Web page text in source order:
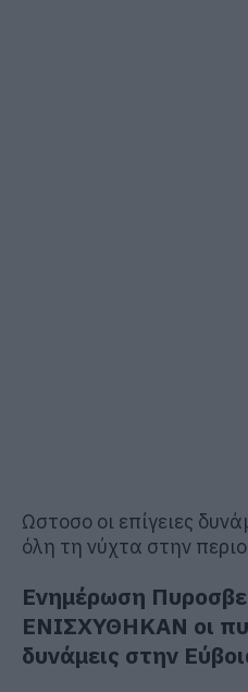
Ωστοσο οι επίγειες
όλη τη νύχτα στην
Ενημέρωση
ΕΝΙΣΧΥΘΗΚΑΝ οι
δυνάμεις στην